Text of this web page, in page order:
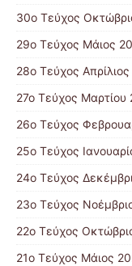
30ο Τεύχος
29ο Τεύχος Μάιος
28ο Τεύχος
27ο Τεύχος Μαρτίου
26ο Τεύχος
25ο Τεύχος
24ο Τεύχος
23ο Τεύχος
22ο Τεύχος
21ο Τεύχος Μάιος